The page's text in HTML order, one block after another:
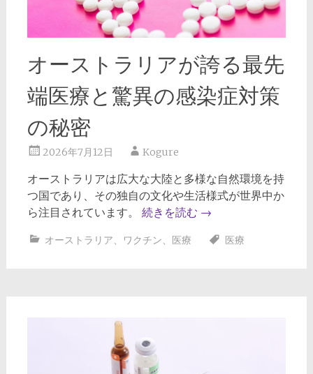
オーストラリアが誇る最先
端医療と驚異の感染症対策
の秘密
2026年7月12日 Kogure
オーストラリアは広大な大陸と多様な自然環境を持
つ国であり、その独自の文化や生活様式が世界中か
ら注目されています。 続きを読む →
オーストラリア、 ワクチン、 医療 医療